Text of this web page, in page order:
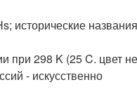
исторические
при 298 K (25 C. цвет
- искусственно